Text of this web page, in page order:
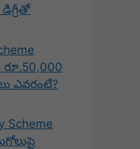
ఎవరంటే?
Scheme